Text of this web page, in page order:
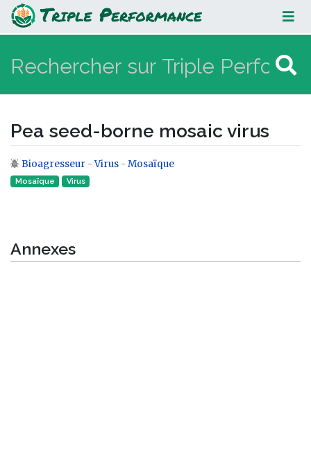
Pea seed-borne mosaic virus
Pea seed-borne mosaic virus
Aller à :navigation,rechercher
Bioagresseur -Virus - Mosaïque
Mosaïque Virus‎
Annexes